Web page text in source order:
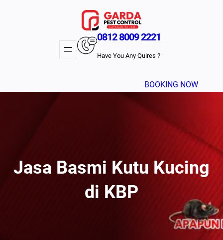
0812 8009 2221
Have You Any Quires ?
BOOKING NOW
Jasa Basmi Kutu Kucing
di KBP